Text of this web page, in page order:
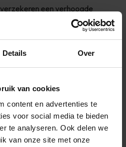
Details Over
van cookies
content en advertenties te
voor social media te bieden
te analyseren. Ook delen we
van onze site met onze
een verhoogde
zorgen voor extra
en breken te voorkomen
1554
1611